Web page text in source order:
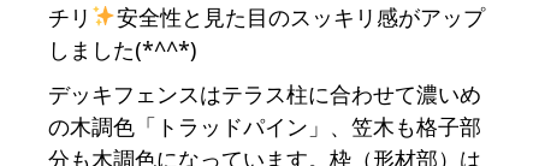
チリ
安全性と見た目のスッキリ感がアップ
しました(*^^*)
デッキフェンスはテラス柱に合わせて濃いめ
の木調色「トラッドパイン」、笠木も格子部
分も木調色になっています。枠（形材部）は